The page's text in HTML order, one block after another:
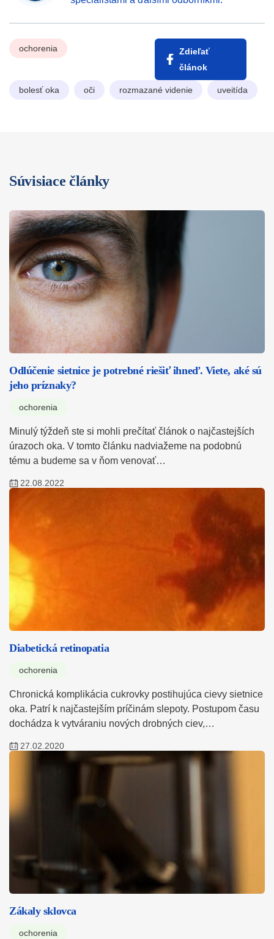
ochorenia
Zdieľať
článok
bolesť oka oči rozmazané videnie uveitída
Súvisiace články
Odlúčenie sietnice je potrebné riešiť ihneď. Viete, aké sú
jeho príznaky?
ochorenia
Minulý týždeň ste si mohli prečítať článok o najčastejších
úrazoch oka. V tomto článku nadviažeme na podobnú
tému a budeme sa v ňom venovať…
22.08.2022
Diabetická retinopatia
ochorenia
Chronická komplikácia cukrovky postihujúca cievy sietnice
oka. Patrí k najčastejším príčinám slepoty. Postupom času
dochádza k vytváraniu nových drobných ciev,…
27.02.2020
Zákaly sklovca
ochorenia